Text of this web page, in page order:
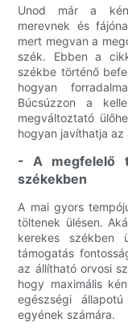
Unod már a
merevnek és
mert megvan a
szék. Ebben a
székbe történő
hogyan
Búcsúzzon a
megváltoztató
hogyan javíthatja az
- A megfelelő
székekben
A mai gyors
töltenek ülésen.
kerekes székben
támogatás
az állítható orvosi
hogy maximális
egészségi
egyének számára.